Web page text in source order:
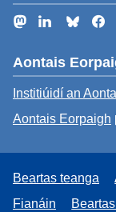
MastodonLinkedIn
Aontais
Institiúidí an
Aontais Eorpaigh
Beartas teanga
Fianáin